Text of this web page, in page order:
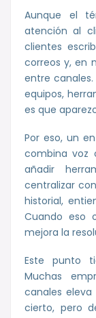
Aunque el
atención al
clientes
correos y, en
entre
equipos,
es que
Por eso, un
combina voz
añadir
centralizar
historial,
Cuando eso
mejora la
Este punto
Muchas
canales
cierto, pero